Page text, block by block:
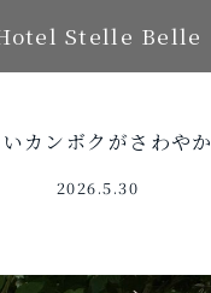
Stelle Belle
カンボクがさわやか
2026.5.30